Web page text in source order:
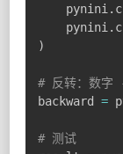
    pynini
.
    pynini
.
)
# 反转：数字
backward =
# 测试